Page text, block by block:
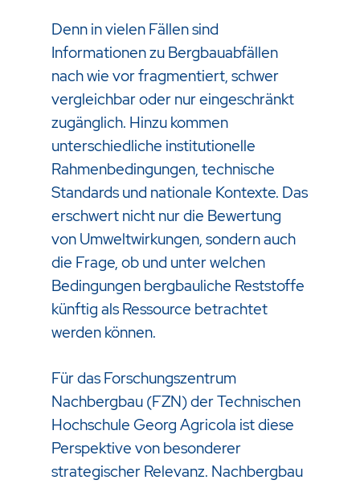
Denn in vielen Fällen sind
Informationen zu Bergbauabfällen
nach wie vor fragmentiert, schwer
vergleichbar oder nur eingeschränkt
zugänglich. Hinzu kommen
unterschiedliche institutionelle
Rahmenbedingungen, technische
Standards und nationale Kontexte. Das
erschwert nicht nur die Bewertung
von Umweltwirkungen, sondern auch
die Frage, ob und unter welchen
Bedingungen bergbauliche Reststoffe
künftig als Ressource betrachtet
werden können.
Für das Forschungszentrum
Nachbergbau (FZN) der Technischen
Hochschule Georg Agricola ist diese
Perspektive von besonderer
strategischer Relevanz. Nachbergbau